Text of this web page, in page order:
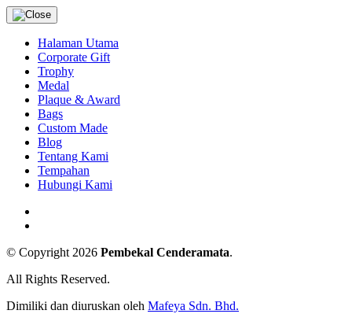
Halaman Utama
Corporate Gift
Trophy
Medal
Plaque & Award
Bags
Custom Made
Blog
Tentang Kami
Tempahan
Hubungi Kami
© Copyright 2026 Pembekal Cenderamata.
All Rights Reserved.
Dimiliki dan diuruskan oleh Mafeya Sdn. Bhd.